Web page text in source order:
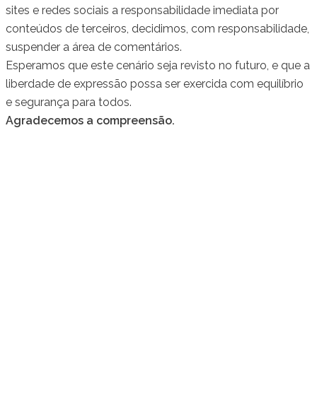
sites e redes sociais a responsabilidade imediata por
conteúdos de terceiros, decidimos, com responsabilidade,
suspender a área de comentários.
Esperamos que este cenário seja revisto no futuro, e que a
liberdade de expressão possa ser exercida com equilíbrio
e segurança para todos.
Agradecemos a compreensão.